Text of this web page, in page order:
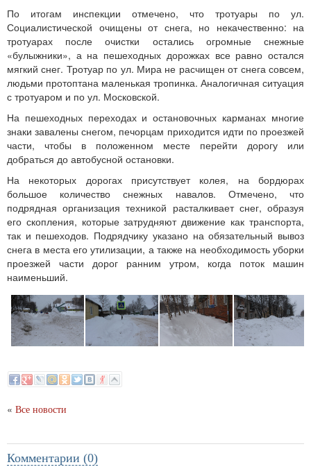
По итогам инспекции отмечено, что тротуары по ул.
Социалистической очищены от снега, но некачественно: на
тротуарах после очистки остались огромные снежные
«булыжники», а на пешеходных дорожках все равно остался
мягкий снег. Тротуар по ул. Мира не расчищен от снега совсем,
людьми протоптана маленькая тропинка. Аналогичная ситуация
с тротуаром и по ул. Московской.
На пешеходных переходах и остановочных карманах многие
знаки завалены снегом, печорцам приходится идти по проезжей
части, чтобы в положенном месте перейти дорогу или
добраться до автобусной остановки.
На некоторых дорогах присутствует колея, на бордюрах
большое количество снежных навалов. Отмечено, что
подрядная организация техникой расталкивает снег, образуя
его скопления, которые затрудняют движение как транспорта,
так и пешеходов. Подрядчику указано на обязательный вывоз
снега в места его утилизации, а также на необходимость уборки
проезжей части дорог ранним утром, когда поток машин
наименьший.
« Все новости
Комментарии (0)